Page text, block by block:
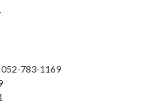
783-1169